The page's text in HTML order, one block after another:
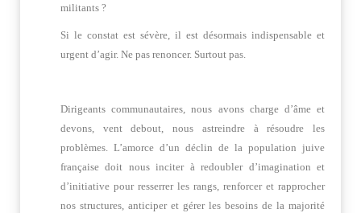
militants ?
Si le constat est sévère, il est désormais indispensable et
urgent d’agir. Ne pas renoncer. Surtout pas.
Dirigeants communautaires, nous avons charge d’âme et
devons, vent debout, nous astreindre à résoudre les
problèmes. L’amorce d’un déclin de la population juive
française doit nous inciter à redoubler d’imagination et
d’initiative pour resserrer les rangs, renforcer et rapprocher
nos structures, anticiper et gérer les besoins de la majorité